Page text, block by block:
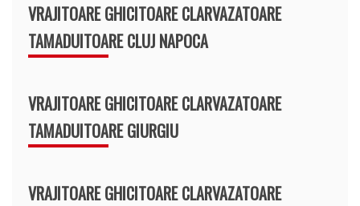
VRAJITOARE GHICITOARE CLARVAZATOARE
TAMADUITOARE CLUJ NAPOCA
VRAJITOARE GHICITOARE CLARVAZATOARE
TAMADUITOARE GIURGIU
VRAJITOARE GHICITOARE CLARVAZATOARE